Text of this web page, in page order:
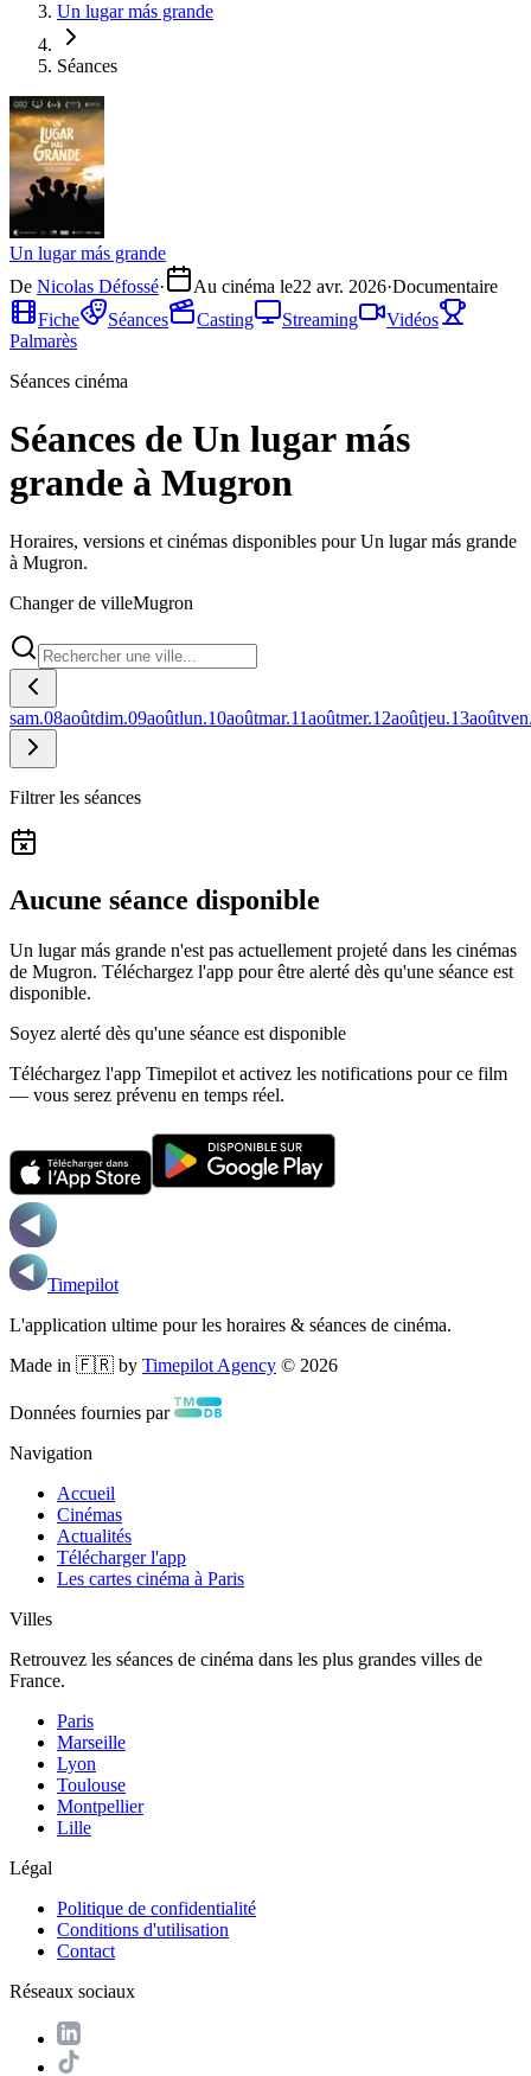
Un lugar más grande
Séances
Un lugar más grande
De Nicolas Défossé· Au cinéma le22 avr. 2026·Documentaire
Fiche
Séances Casting Streaming
Vidéos
Palmarès
Séances cinéma
Séances de Un lugar más
grande à Mugron
Horaires, versions et cinémas disponibles pour Un lugar más grande
à Mugron.
Changer de villeMugron
sam.08aoûtdim.09aoûtlun.10aoûtmar.11aoûtmer.12aoûtjeu.13août
Filtrer les séances
Aucune séance disponible
Un lugar más grande n'est pas actuellement projeté dans les cinémas
de Mugron. Téléchargez l'app pour être alerté dès qu'une séance est
disponible.
Soyez alerté dès qu'une séance est disponible
Téléchargez l'app Timepilot et activez les notifications pour ce film
— vous serez prévenu en temps réel.
Timepilot
L'application ultime pour les horaires & séances de cinéma.
Made in 🇫🇷 by Timepilot Agency © 2026
Données fournies par
Navigation
Accueil
Cinémas
Actualités
Télécharger l'app
Les cartes cinéma à Paris
Villes
Retrouvez les séances de cinéma dans les plus grandes villes de
France.
Paris
Marseille
Lyon
Toulouse
Montpellier
Lille
Légal
Politique de confidentialité
Conditions d'utilisation
Contact
Réseaux sociaux